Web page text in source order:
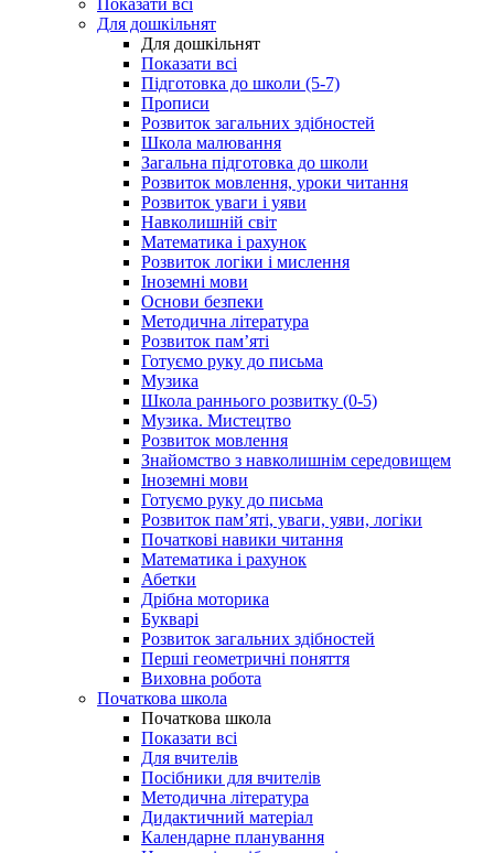
Показати всі
Для дошкільнят
Для дошкільнят
Показати всі
Підготовка до школи (5-7)
Прописи
Розвиток загальних здібностей
Школа малювання
Загальна підготовка до школи
Розвиток мовлення, уроки читання
Розвиток уваги і уяви
Навколишній світ
Математика і рахунок
Розвиток логіки і мислення
Іноземні мови
Основи безпеки
Методична література
Розвиток пам’яті
Готуємо руку до письма
Музика
Школа раннього розвитку (0-5)
Музика. Мистецтво
Розвиток мовлення
Знайомство з навколишнім середовищем
Іноземні мови
Готуємо руку до письма
Розвиток пам’яті, уваги, уяви, логіки
Початкові навики читання
Математика і рахунок
Абетки
Дрібна моторика
Букварі
Розвиток загальних здібностей
Перші геометричні поняття
Виховна робота
Початкова школа
Початкова школа
Показати всі
Для вчителів
Посібники для вчителів
Методична література
Дидактичний матеріал
Календарне планування